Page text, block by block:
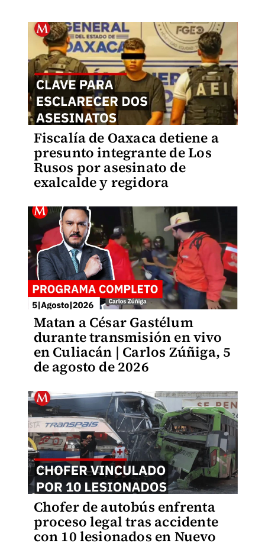
Fiscalía de Oaxaca detiene a
presunto integrante de Los
Rusos por asesinato de
exalcalde y regidora
Matan a César Gastélum
durante transmisión en vivo
en Culiacán | Carlos Zúñiga, 5
de agosto de 2026
Chofer de autobús enfrenta
proceso legal tras accidente
con 10 lesionados en Nuevo